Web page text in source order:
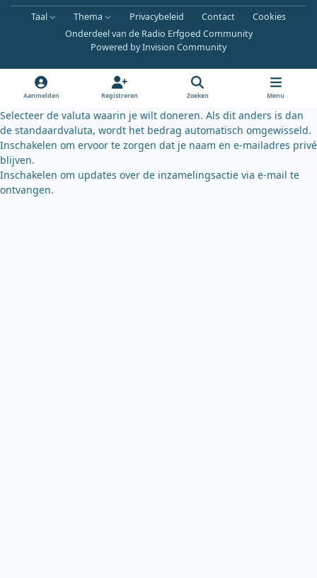
a
c
e
k
o
u
l
u
k
y
Taal Thema Privacybeleid Contact
Cookies
Onderdeel van de Radio Erfgoed Community
Powered byInvision Community
Aanmelden Registreren Zoeken Menu
Selecteer de valuta waarin je wilt doneren. Als dit anders is dan
de standaardvaluta, wordt het bedrag automatisch omgewisseld.
Inschakelen om ervoor te zorgen dat je naam en e-mailadres privé
blijven.
Inschakelen om updates over de inzamelingsactie via e-mail te
ontvangen.